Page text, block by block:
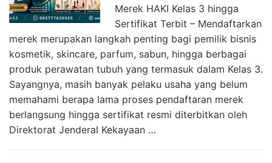
Merek HAKI Kelas 3 hingga
Sertifikat Terbit – Mendaftarkan
merek merupakan langkah penting bagi pemilik bisnis
kosmetik, skincare, parfum, sabun, hingga berbagai
produk perawatan tubuh yang termasuk dalam Kelas 3.
Sayangnya, masih banyak pelaku usaha yang belum
memahami berapa lama proses pendaftaran merek
berlangsung hingga sertifikat resmi diterbitkan oleh
Direktorat Jenderal Kekayaan …